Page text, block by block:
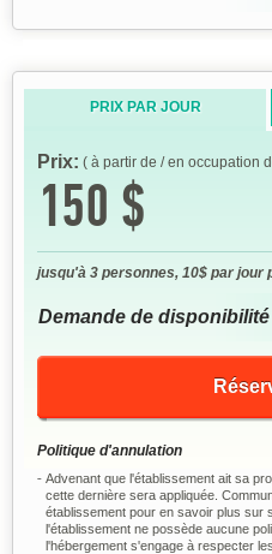
PRIX PAR JOUR
Prix: ( à partir de / en occupation
150 $
jusqu'à 3 personnes, 10$ par jour
Demande de disponibilité
Politique d'annulation
Advenant que l'établissement ait sa
cette dernière sera appliquée.
établissement pour en savoir plus sur
l'établissement ne possède aucune
l'hébergement s'engage à respecter